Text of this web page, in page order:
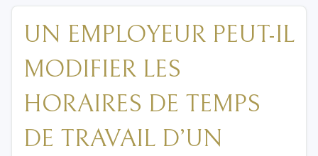
UN EMPLOYEUR PEUT-IL
MODIFIER LES
HORAIRES DE TEMPS
DE TRAVAIL D’UN